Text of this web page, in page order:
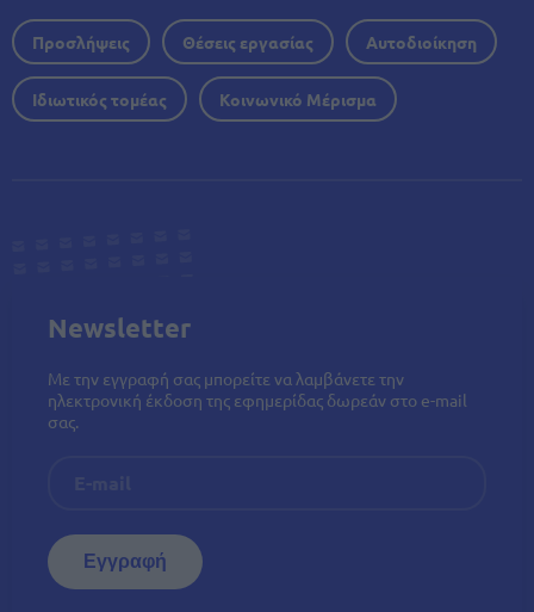
Προσλήψεις Θέσεις εργασίας Αυτοδιοίκηση
Ιδιωτικός τομέας Κοινωνικό Μέρισμα
Newsletter
Με την εγγραφή σας μπορείτε να λαμβάνετε την
ηλεκτρονική έκδοση της εφημερίδας δωρεάν στο e-mail
σας.